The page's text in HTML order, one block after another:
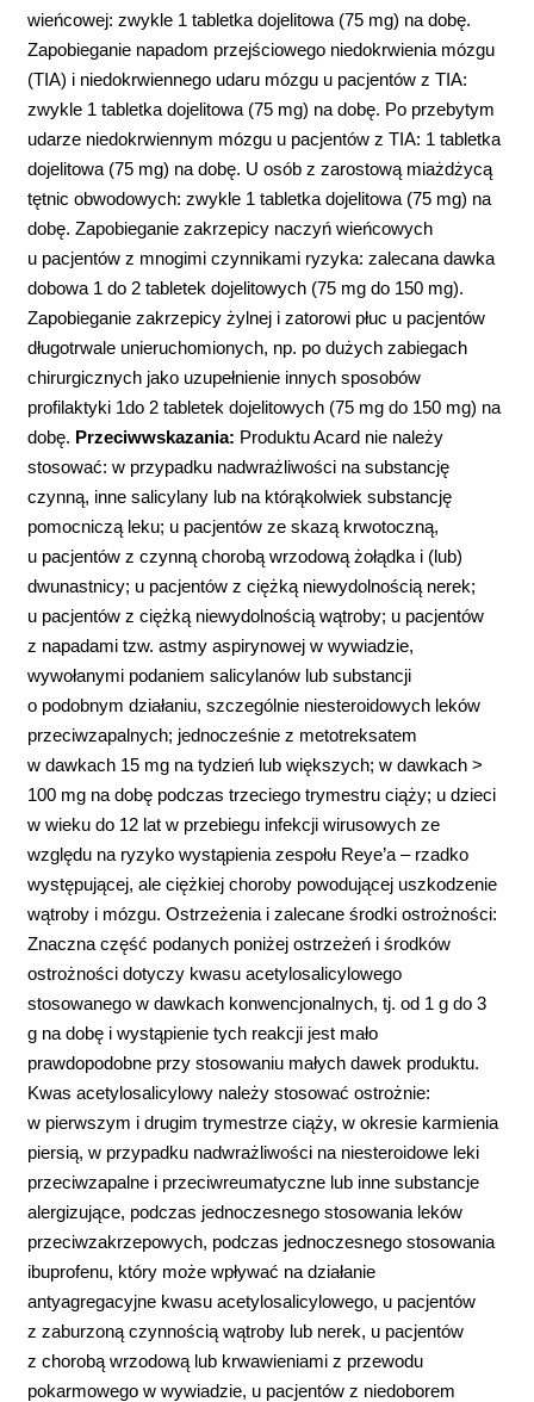
wieńcowej: zwykle 1 tabletka dojelitowa (75 mg) na dobę.
Zapobieganie napadom przejściowego niedokrwienia mózgu
(TIA) i niedokrwiennego udaru mózgu u pacjentów z TIA:
zwykle 1 tabletka dojelitowa (75 mg) na dobę. Po przebytym
udarze niedokrwiennym mózgu u pacjentów z TIA: 1 tabletka
dojelitowa (75 mg) na dobę. U osób z zarostową miażdżycą
tętnic obwodowych: zwykle 1 tabletka dojelitowa (75 mg) na
dobę. Zapobieganie zakrzepicy naczyń wieńcowych
u pacjentów z mnogimi czynnikami ryzyka: zalecana dawka
dobowa 1 do 2 tabletek dojelitowych (75 mg do 150 mg).
Zapobieganie zakrzepicy żylnej i zatorowi płuc u pacjentów
długotrwale unieruchomionych, np. po dużych zabiegach
chirurgicznych jako uzupełnienie innych sposobów
profilaktyki 1do 2 tabletek dojelitowych (75 mg do 150 mg) na
dobę. Przeciwwskazania: Produktu Acard nie należy
stosować: w przypadku nadwrażliwości na substancję
czynną, inne salicylany lub na którąkolwiek substancję
pomocniczą leku; u pacjentów ze skazą krwotoczną,
u pacjentów z czynną chorobą wrzodową żołądka i (lub)
dwunastnicy; u pacjentów z ciężką niewydolnością nerek;
u pacjentów z ciężką niewydolnością wątroby; u pacjentów
z napadami tzw. astmy aspirynowej w wywiadzie,
wywołanymi podaniem salicylanów lub substancji
o podobnym działaniu, szczególnie niesteroidowych leków
przeciwzapalnych; jednocześnie z metotreksatem
w dawkach 15 mg na tydzień lub większych; w dawkach >
100 mg na dobę podczas trzeciego trymestru ciąży; u dzieci
w wieku do 12 lat w przebiegu infekcji wirusowych ze
względu na ryzyko wystąpienia zespołu Reye’a – rzadko
występującej, ale ciężkiej choroby powodującej uszkodzenie
wątroby i mózgu. Ostrzeżenia i zalecane środki ostrożności:
Znaczna część podanych poniżej ostrzeżeń i środków
ostrożności dotyczy kwasu acetylosalicylowego
stosowanego w dawkach konwencjonalnych, tj. od 1 g do 3
g na dobę i wystąpienie tych reakcji jest mało
prawdopodobne przy stosowaniu małych dawek produktu.
Kwas acetylosalicylowy należy stosować ostrożnie:
w pierwszym i drugim trymestrze ciąży, w okresie karmienia
piersią, w przypadku nadwrażliwości na niesteroidowe leki
przeciwzapalne i przeciwreumatyczne lub inne substancje
alergizujące, podczas jednoczesnego stosowania leków
przeciwzakrzepowych, podczas jednoczesnego stosowania
ibuprofenu, który może wpływać na działanie
antyagregacyjne kwasu acetylosalicylowego, u pacjentów
z zaburzoną czynnością wątroby lub nerek, u pacjentów
z chorobą wrzodową lub krwawieniami z przewodu
pokarmowego w wywiadzie, u pacjentów z niedoborem